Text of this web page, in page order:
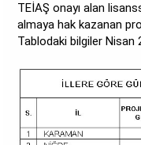
TEİAŞ onayı alan
almaya hak kazanan
Tablodaki bilgiler Nisan